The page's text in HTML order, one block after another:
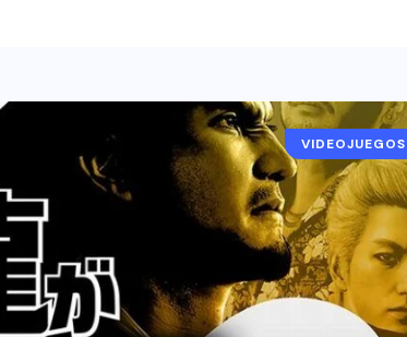
NOTICIAS
VIDEOJUEGOS